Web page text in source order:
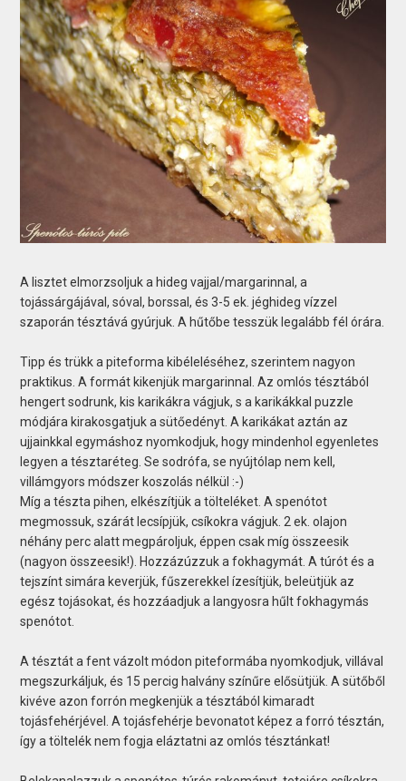
A lisztet elmorzsoljuk a hideg vajjal/margarinnal, a
tojássárgájával, sóval, borssal, és 3-5 ek. jéghideg vízzel
szaporán tésztává gyúrjuk. A hűtőbe tesszük legalább fél órára.
Tipp és trükk a piteforma kibéleléséhez, szerintem nagyon
praktikus. A formát kikenjük margarinnal. Az omlós tésztából
hengert sodrunk, kis karikákra vágjuk, s a karikákkal puzzle
módjára kirakosgatjuk a sütőedényt. A karikákat aztán az
ujjainkkal egymáshoz nyomkodjuk, hogy mindenhol egyenletes
legyen a tésztaréteg. Se sodrófa, se nyújtólap nem kell,
villámgyors módszer koszolás nélkül :-)
Míg a tészta pihen, elkészítjük a tölteléket. A spenótot
megmossuk, szárát lecsípjük, csíkokra vágjuk. 2 ek. olajon
néhány perc alatt megpároljuk, éppen csak míg összeesik
(nagyon összeesik!). Hozzázúzzuk a fokhagymát. A túrót és a
tejszínt simára keverjük, fűszerekkel ízesítjük, beleütjük az
egész tojásokat, és hozzáadjuk a langyosra hűlt fokhagymás
spenótot.
A tésztát a fent vázolt módon piteformába nyomkodjuk, villával
megszurkáljuk, és 15 percig halvány színűre elősütjük. A sütőből
kivéve azon forrón megkenjük a tésztából kimaradt
tojásfehérjével. A tojásfehérje bevonatot képez a forró tésztán,
így a töltelék nem fogja eláztatni az omlós tésztánkat!